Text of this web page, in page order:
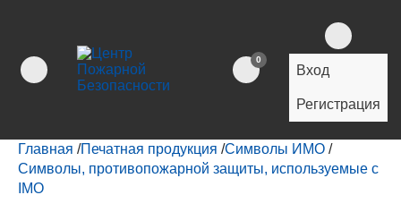
0
Вход
Регистрация
Главная /Печатная продукция /Символы ИМО /
Символы, противопожарной защиты, используемые с
IMO